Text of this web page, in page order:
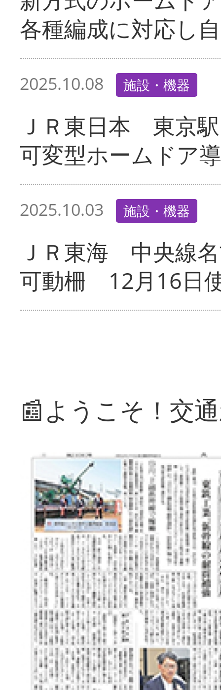
各種編成に対応し
2025.10.08 施設・機器
ＪＲ東日本 東京
可変型ホームドア
2025.10.03 施設・機器
ＪＲ東海 中央線
可動柵 12月16日
📰ようこそ！交